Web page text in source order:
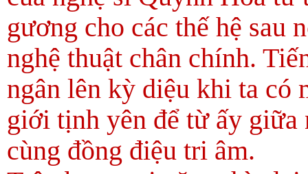
gương cho các thế hệ sau
nghệ thuật chân chính.
ngân lên kỳ diệu khi ta có
giới tịnh yên để từ ấy
cùng đồng điệu tri âm.